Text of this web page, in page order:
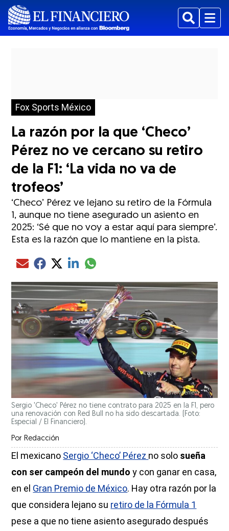
BuscarMenu
Fox Sports México
La razón por la que ‘Checo’
Pérez no ve cercano su retiro
de la F1: ‘La vida no va de
trofeos’
‘Checo’ Pérez ve lejano su retiro de la Fórmula
1, aunque no tiene asegurado un asiento en
2025: ‘Sé que no voy a estar aquí para siempre’.
Esta es la razón que lo mantiene en la pista.
Compartir el artículo actual mediante Email
Compartir el artículo actual mediante Facebook
Compartir el artículo actual mediante Twitter
Compartir el artículo actual mediante LinkedIn
Compartir el artículo actual mediante
Sergio 'Checo' Pérez no tiene contrato para 2025 en la F1, pero
una renovación con Red Bull no ha sido descartada. (Foto:
Especial / El Financiero).
Por Redacción
El mexicano Sergio ‘Checo’ Pérez no solo sueña
con ser campeón del mundo y con ganar en casa,
en el Gran Premio de México. Hay otra razón por la
que considera lejano su retiro de la Fórmula 1
pese a que no tiene asiento asegurado después